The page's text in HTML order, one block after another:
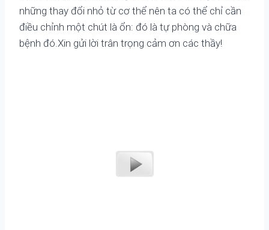
những thay đổi nhỏ từ cơ thể nên ta có thể chỉ cần
điều chỉnh một chút là ổn: đó là tự phòng và chữa
bệnh đó.Xin gửi lời trân trọng cảm ơn các thầy!